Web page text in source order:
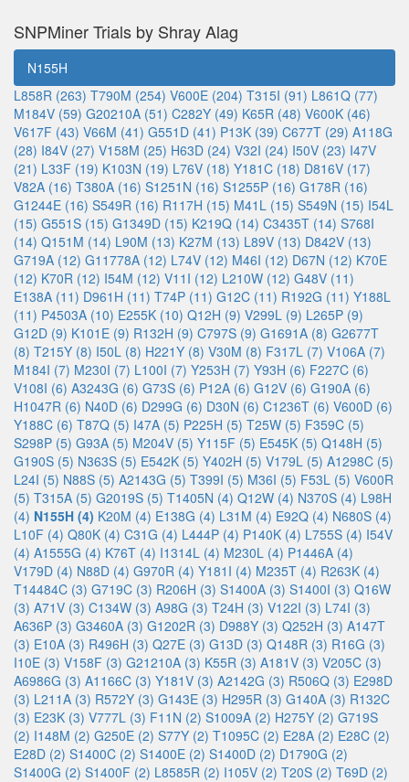
SNPMiner Trials by Shray Alag
N155H
L858R (263) T790M (254) V600E (204) T315I (91) L861Q (77)
M184V (59) G20210A (51) C282Y (49) K65R (48) V600K (46)
V617F (43) V66M (41) G551D (41) P13K (39) C677T (29) A118G
(28) I84V (27) V158M (25) H63D (24) V32I (24) I50V (23) I47V
(21) L33F (19) K103N (19) L76V (18) Y181C (18) D816V (17)
V82A (16) T380A (16) S1251N (16) S1255P (16) G178R (16)
G1244E (16) S549R (16) R117H (15) M41L (15) S549N (15) I54L
(15) G551S (15) G1349D (15) K219Q (14) C3435T (14) S768I
(14) Q151M (14) L90M (13) K27M (13) L89V (13) D842V (13)
G719A (12) G11778A (12) L74V (12) M46I (12) D67N (12) K70E
(12) K70R (12) I54M (12) V11I (12) L210W (12) G48V (11)
E138A (11) D961H (11) T74P (11) G12C (11) R192G (11) Y188L
(11) P4503A (10) E255K (10) Q12H (9) V299L (9) L265P (9)
G12D (9) K101E (9) R132H (9) C797S (9) G1691A (8) G2677T
(8) T215Y (8) I50L (8) H221Y (8) V30M (8) F317L (7) V106A (7)
M184I (7) M230I (7) L100I (7) Y253H (7) Y93H (6) F227C (6)
V108I (6) A3243G (6) G73S (6) P12A (6) G12V (6) G190A (6)
H1047R (6) N40D (6) D299G (6) D30N (6) C1236T (6) V600D (6)
Y188C (6) T87Q (5) I47A (5) P225H (5) T25W (5) F359C (5)
S298P (5) G93A (5) M204V (5) Y115F (5) E545K (5) Q148H (5)
G190S (5) N363S (5) E542K (5) Y402H (5) V179L (5) A1298C (5)
L24I (5) N88S (5) A2143G (5) T399I (5) M36I (5) F53L (5) V600R
(5) T315A (5) G2019S (5) T1405N (4) Q12W (4) N370S (4) L98H
(4) N155H (4) K20M (4) E138G (4) L31M (4) E92Q (4) N680S (4)
L10F (4) Q80K (4) C31G (4) L444P (4) P140K (4) L755S (4) I54V
(4) A1555G (4) K76T (4) I1314L (4) M230L (4) P1446A (4)
V179D (4) N88D (4) G970R (4) Y181I (4) M235T (4) R263K (4)
T14484C (3) G719C (3) R206H (3) S1400A (3) S1400I (3) Q16W
(3) A71V (3) C134W (3) A98G (3) T24H (3) V122I (3) L74I (3)
A636P (3) G3460A (3) G1202R (3) D988Y (3) Q252H (3) A147T
(3) E10A (3) R496H (3) Q27E (3) G13D (3) Q148R (3) R16G (3)
I10E (3) V158F (3) G21210A (3) K55R (3) A181V (3) V205C (3)
A6986G (3) A1166C (3) Y181V (3) A2142G (3) R506Q (3) E298D
(3) L211A (3) R572Y (3) G143E (3) H295R (3) G140A (3) R132C
(3) E23K (3) V777L (3) F11N (2) S1009A (2) H275Y (2) G719S
(2) I148M (2) G250E (2) S77Y (2) T1095C (2) E28A (2) E28C (2)
E28D (2) S1400C (2) S1400E (2) S1400D (2) D1790G (2)
S1400G (2) S1400F (2) L8585R (2) I105V (2) T20S (2) T69D (2)